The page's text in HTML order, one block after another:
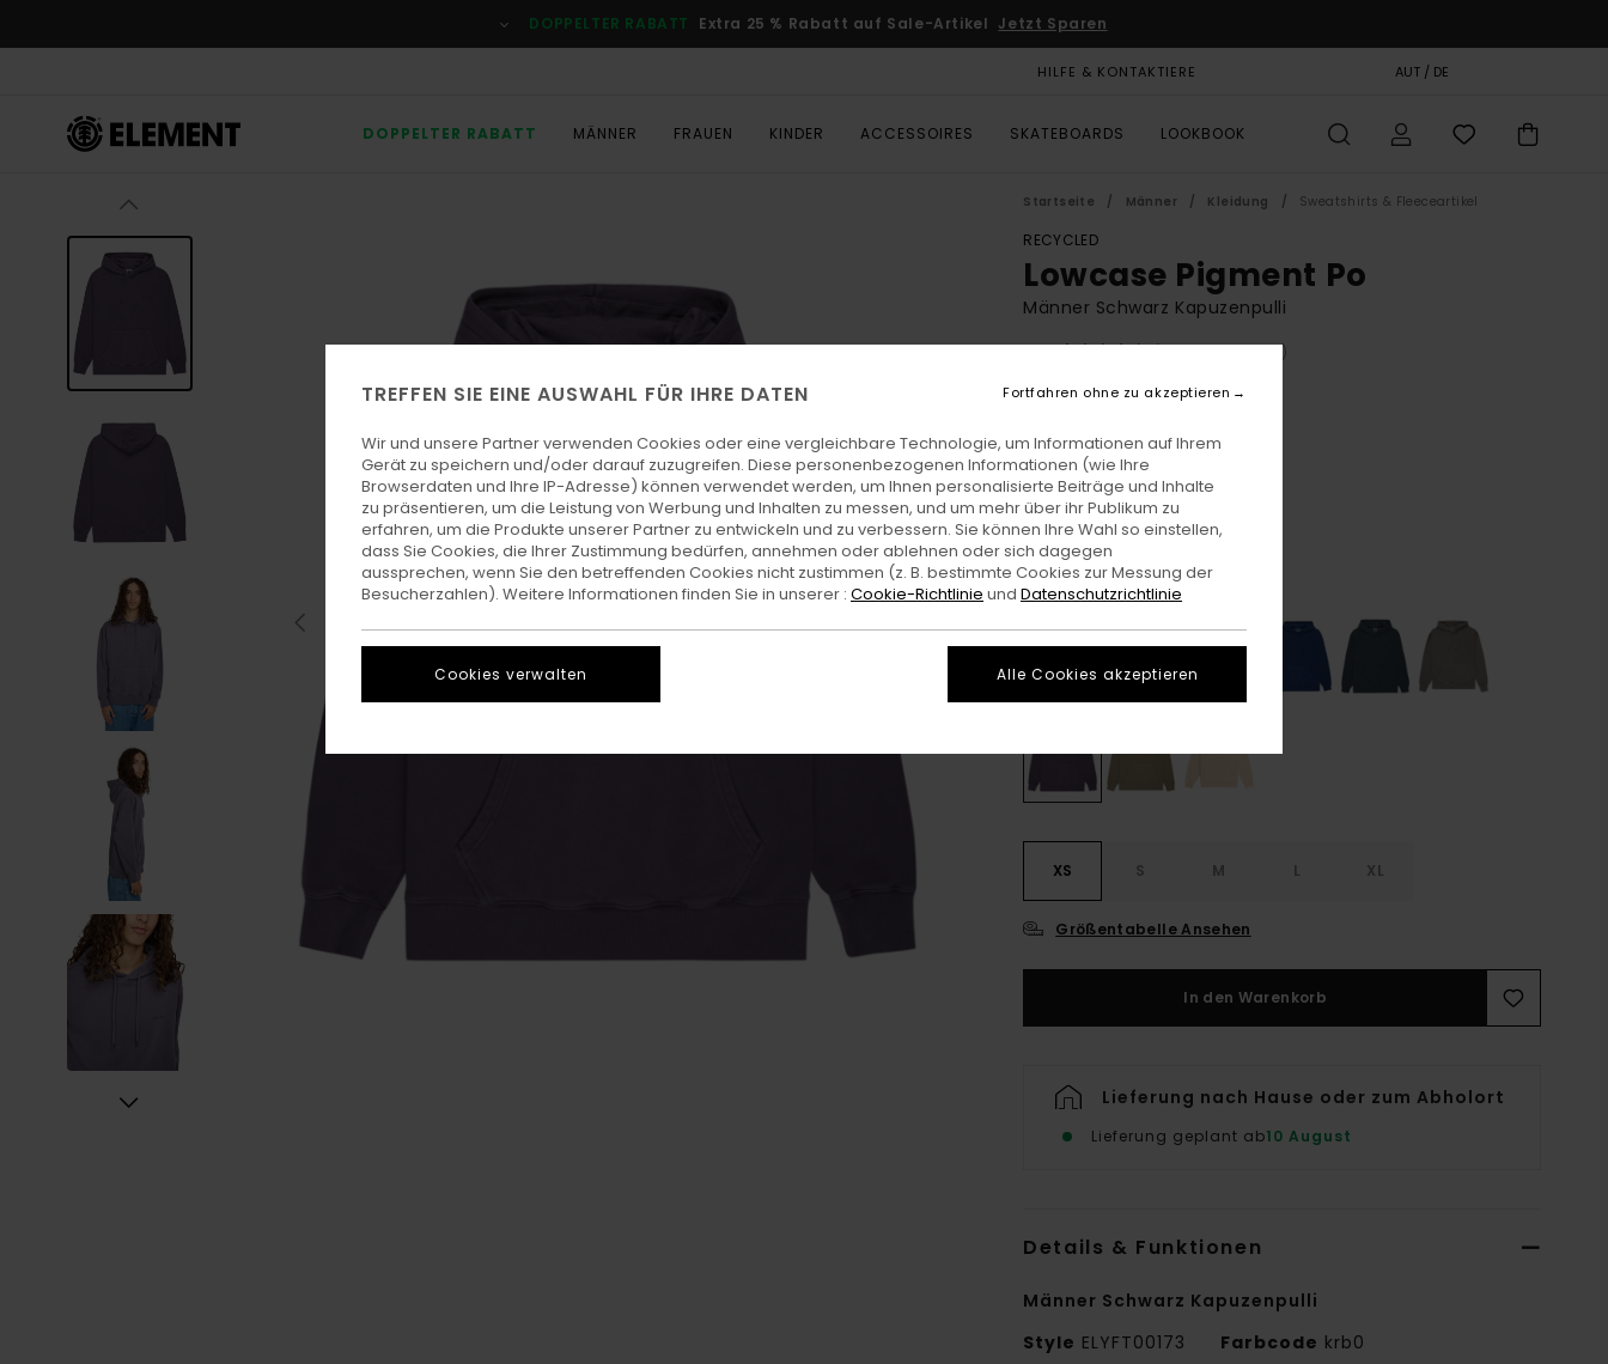
Produktinformation
DOPPELTER RABATT Extra 25 % Rabatt auf Sale-Artikel Jetzt Sparen
HILFE & KONTAKTIERE AUT / DE
DOPPELTER RABATT MÄNNER FRAUEN KINDER ACCESSOIRES SKATEBOARDS LOOKBOOK
Startseite Männer Kleidung Sweatshirts & Fleeceartikel
RECYCLED
Lowcase Pigment Po
Männer Schwarz Kapuzenpulli
4.8
(25 Bewertungen)
ECO-BONUS
€ 33,75
SALE
DOPPELTER RABATT EXTRA 25 %
Farbe Graystone
XS S M L XL
Größentabelle Ansehen
In den Warenkorb
Lieferung nach Hause oder zum Abholort
Lieferung geplant ab10 August
Details & Funktionen
Männer Schwarz Kapuzenpulli
Style ELYFT00173 Farbcode krb0
TREFFEN SIE EINE AUSWAHL FÜR IHRE DATEN
Wir und unsere Partner verwenden Cookies oder eine vergleichbare Technologie, um Informationen auf Ihrem
Gerät zu speichern und/oder darauf zuzugreifen. Diese personenbezogenen Informationen (wie Ihre
Browserdaten und Ihre IP-Adresse) können verwendet werden, um Ihnen personalisierte Beiträge und Inhalte
zu präsentieren, um die Leistung von Werbung und Inhalten zu messen, und um mehr über ihr Publikum zu
erfahren, um die Produkte unserer Partner zu entwickeln und zu verbessern. Sie können Ihre Wahl so einstellen,
dass Sie Cookies, die Ihrer Zustimmung bedürfen, annehmen oder ablehnen oder sich dagegen
aussprechen, wenn Sie den betreffenden Cookies nicht zustimmen (z. B. bestimmte Cookies zur Messung der
Besucherzahlen). Weitere Informationen finden Sie in unserer : Cookie-Richtlinie und Datenschutzrichtlinie
Cookies verwalten
Fortfahren ohne zu akzeptieren
Alle Cookies akzeptieren